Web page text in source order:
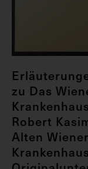
zu Das
Robert
Alten